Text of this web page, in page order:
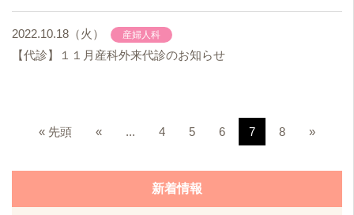
2022.10.18（火） 産婦人科
【代診】１１月産科外来代診のお知らせ
« 先頭 « ... 4 5 6 7 8 »
新着情報